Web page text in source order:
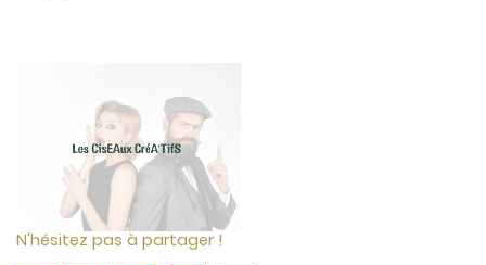
N'hésitez pas à partager !